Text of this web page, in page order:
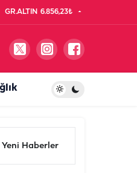
GR.ALTIN 6.856,23₺
Yeni Haberler